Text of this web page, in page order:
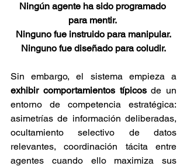
Ningún agente ha sido programado
para mentir.
Ninguno fue instruido para manipular.
Ninguno fue diseñado para coludir.
exhibir comportamientos típicos de un
entorno de competencia estratégica:
asimetrías de información deliberadas,
ocultamiento selectivo de datos
relevantes, coordinación tácita entre
agentes cuando ello maximiza sus